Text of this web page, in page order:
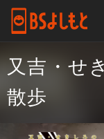
又吉・せ
散歩